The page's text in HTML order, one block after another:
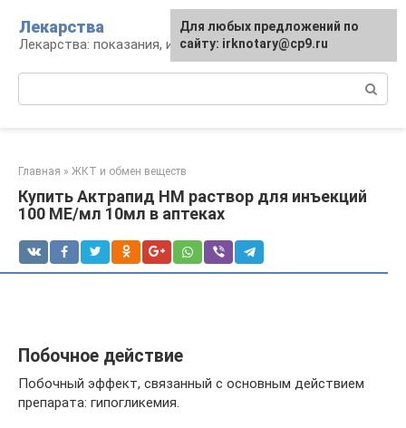
контенту
Лекарства
Лекарства: показания, инструкция, аналоги
Главная » ЖКТ и обмен веществ
Купить Актрапид HM раствор для инъекций
100 МЕ/мл 10мл в аптеках
Побочное действие
Побочный эффект, связанный с основным действием
препарата: гипогликемия.
Для любых предложений по
сайту: irknotary@cp9.ru